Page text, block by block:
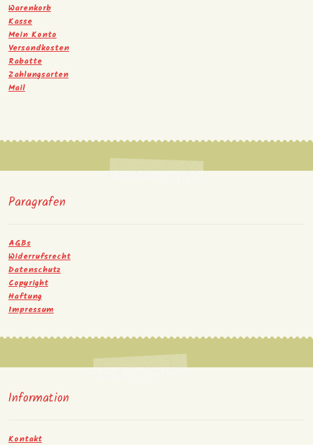
Warenkorb
Kasse
Mein Konto
Versandkosten
Rabatte
Zahlungsarten
Mail
Paragrafen
AGBs
Widerrufsrecht
Datenschutz
Copyright
Haftung
Impressum
Information
Kontakt